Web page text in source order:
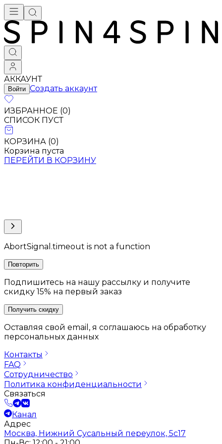
АККАУНТ
Войти Создать аккаунт
ИЗБРАННОЕ (0)
СПИСОК ПУСТ
КОРЗИНА (0)
Корзина пуста
ПЕРЕЙТИ В КОРЗИНУ
AbortSignal.timeout is not a function
Повторить
Подпишитесь на нашу рассылку и получите
скидку 15% на первый заказ
Получить скидку
Оставляя свой email, я соглашаюсь на обработку
персональных данных
Контакты
FAQ
Сотрудничество
Политика конфиденциальности
Связаться
Канал
Адрес
Москва, Нижний Сусальный переулок, 5с17